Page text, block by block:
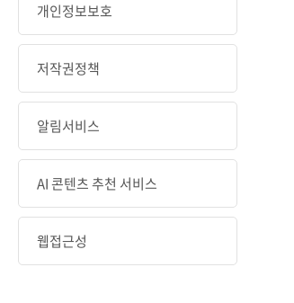
개인정보보호
저작권정책
알림서비스
AI 콘텐츠 추천 서비스
웹접근성